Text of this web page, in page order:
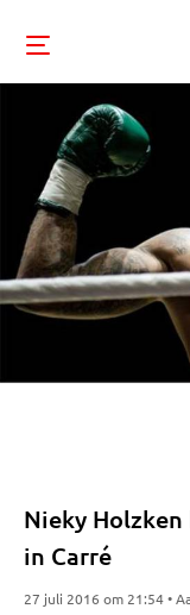
Nieky
in Carré
27 juli 2016 om 21:54 •